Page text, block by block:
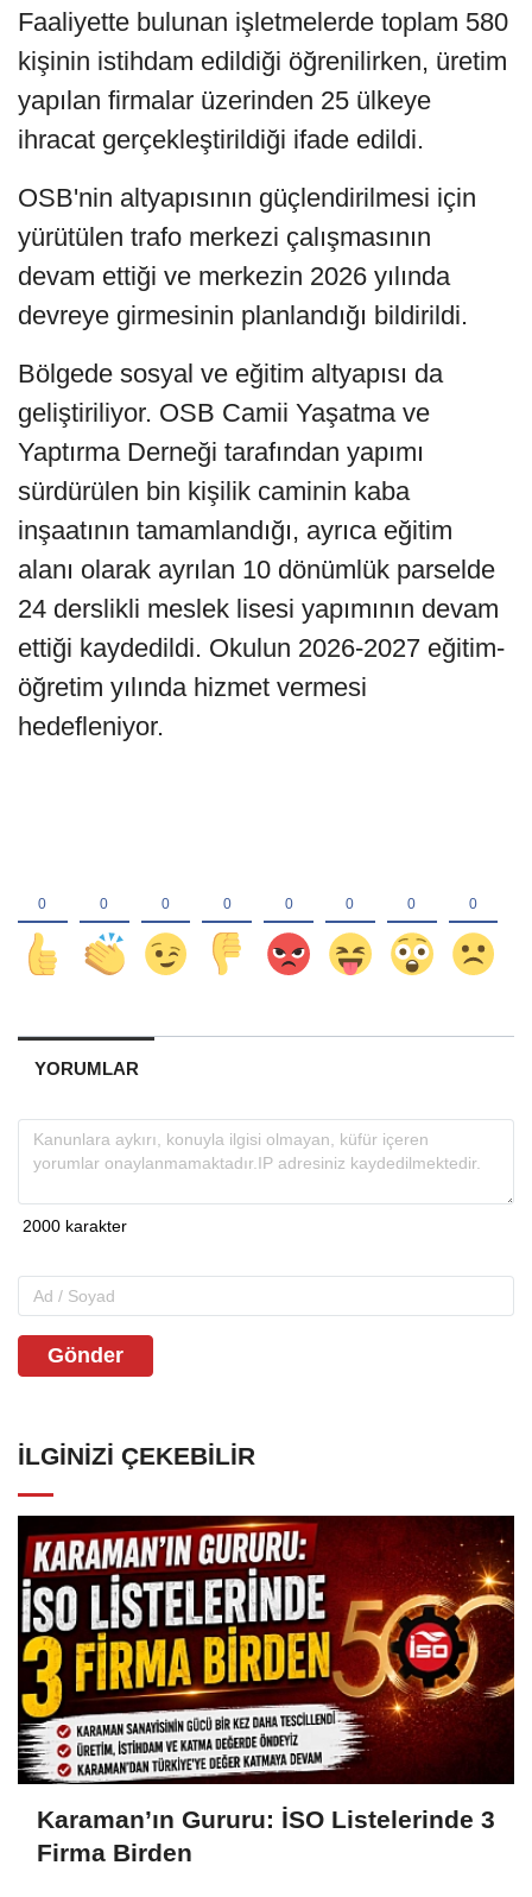
Faaliyette bulunan işletmelerde toplam 580
kişinin istihdam edildiği öğrenilirken, üretim
yapılan firmalar üzerinden 25 ülkeye
ihracat gerçekleştirildiği ifade edildi.
OSB'nin altyapısının güçlendirilmesi için
yürütülen trafo merkezi çalışmasının
devam ettiği ve merkezin 2026 yılında
devreye girmesinin planlandığı bildirildi.
Bölgede sosyal ve eğitim altyapısı da
geliştiriliyor. OSB Camii Yaşatma ve
Yaptırma Derneği tarafından yapımı
sürdürülen bin kişilik caminin kaba
inşaatının tamamlandığı, ayrıca eğitim
alanı olarak ayrılan 10 dönümlük parselde
24 derslikli meslek lisesi yapımının devam
ettiği kaydedildi. Okulun 2026-2027 eğitim-
öğretim yılında hizmet vermesi
hedefleniyor.
YORUMLAR
Gönder
İLGINIZI ÇEKEBILIR
Karaman’ın Gururu: İSO Listelerinde 3
Firma Birden